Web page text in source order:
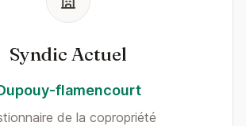
Syndic Actuel
flamencourt
de la copropriété